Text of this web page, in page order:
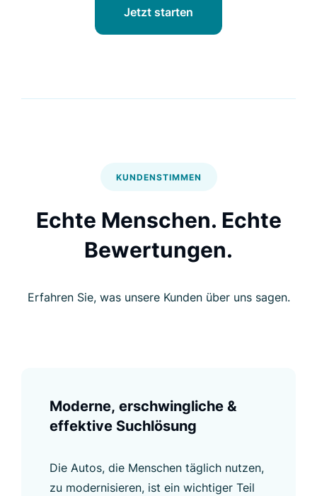
Jetzt starten
KUNDENSTIMMEN
Echte Menschen. Echte
Bewertungen.
Erfahren Sie, was unsere Kunden über uns sagen.
Moderne, erschwingliche &
effektive Suchlösung
Die Autos, die Menschen täglich nutzen,
zu modernisieren, ist ein wichtiger Teil